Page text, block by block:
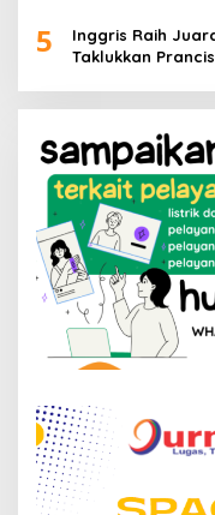
5
Inggris Raih
Taklukkan